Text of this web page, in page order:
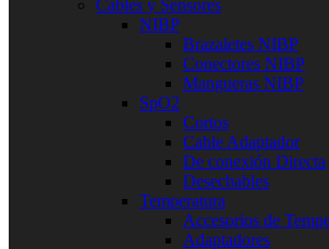
Cables y Sensores
NIBP
Brazaletes NIBP
Conectores NIBP
Mangueras NIBP
SpO2
Cortos
Cable Adaptador
De conexión Directa
Desechables
Temperatura
Accesorios de
Adaptadores